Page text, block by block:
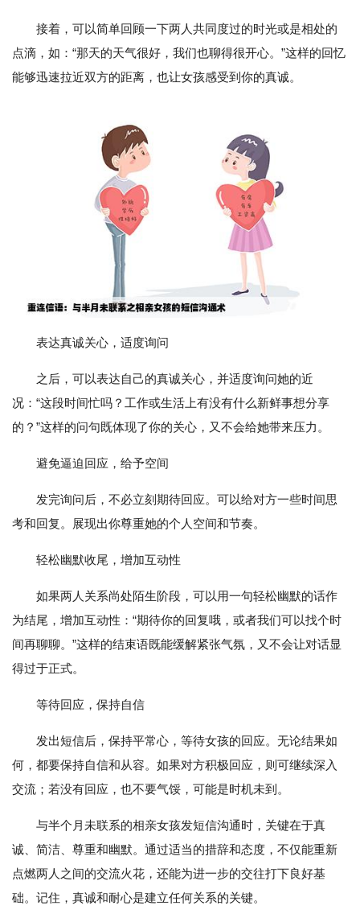
接着，可以简单回顾一下两人共同度过的时光或是相处的
点滴，如：“那天的天气很好，我们也聊得很开心。”这样的回忆
能够迅速拉近双方的距离，也让女孩感受到你的真诚。
表达真诚关心，适度询问
之后，可以表达自己的真诚关心，并适度询问她的近
况：“这段时间忙吗？工作或生活上有没有什么新鲜事想分享
的？”这样的问句既体现了你的关心，又不会给她带来压力。
避免逼迫回应，给予空间
发完询问后，不必立刻期待回应。可以给对方一些时间思
考和回复。展现出你尊重她的个人空间和节奏。
轻松幽默收尾，增加互动性
如果两人关系尚处陌生阶段，可以用一句轻松幽默的话作
为结尾，增加互动性：“期待你的回复哦，或者我们可以找个时
间再聊聊。”这样的结束语既能缓解紧张气氛，又不会让对话显
得过于正式。
等待回应，保持自信
发出短信后，保持平常心，等待女孩的回应。无论结果如
何，都要保持自信和从容。如果对方积极回应，则可继续深入
交流；若没有回应，也不要气馁，可能是时机未到。
与半个月未联系的相亲女孩发短信沟通时，关键在于真
诚、简洁、尊重和幽默。通过适当的措辞和态度，不仅能重新
点燃两人之间的交流火花，还能为进一步的交往打下良好基
础。记住，真诚和耐心是建立任何关系的关键。